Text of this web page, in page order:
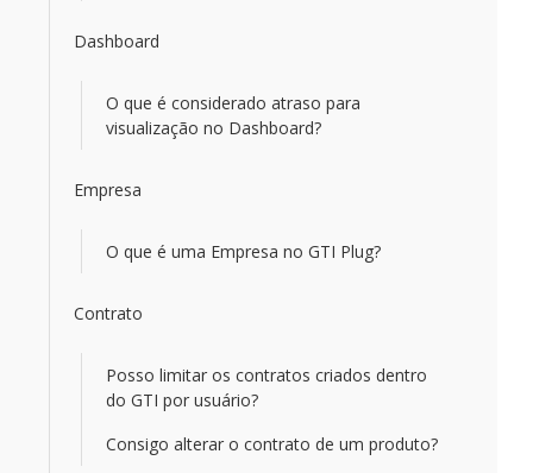
Dashboard
O que é considerado atraso para
visualização no Dashboard?
Empresa
O que é uma Empresa no GTI Plug?
Contrato
Posso limitar os contratos criados dentro
do GTI por usuário?
Consigo alterar o contrato de um produto?